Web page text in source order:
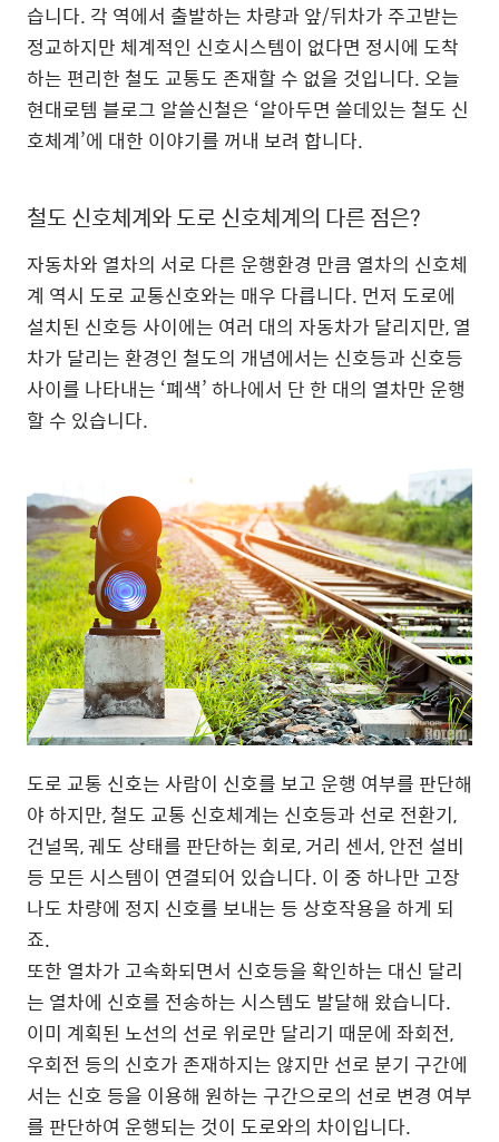
습니다. 각 역에서 출발하는 차량과 앞/뒤차가 주고받는
정교하지만 체계적인 신호시스템이 없다면 정시에 도착
하는 편리한 철도 교통도 존재할 수 없을 것입니다. 오늘
현대로템 블로그 알쓸신철은 ‘알아두면 쓸데있는 철도 신
호체계’에 대한 이야기를 꺼내 보려 합니다.
철도 신호체계와 도로 신호체계의 다른 점은?
자동차와 열차의 서로 다른 운행환경 만큼 열차의 신호체
계 역시 도로 교통신호와는 매우 다릅니다. 먼저 도로에
설치된 신호등 사이에는 여러 대의 자동차가 달리지만, 열
차가 달리는 환경인 철도의 개념에서는 신호등과 신호등
사이를 나타내는 ‘폐색’ 하나에서 단 한 대의 열차만 운행
할 수 있습니다.
도로 교통 신호는 사람이 신호를 보고 운행 여부를 판단해
야 하지만, 철도 교통 신호체계는 신호등과 선로 전환기,
건널목, 궤도 상태를 판단하는 회로, 거리 센서, 안전 설비
등 모든 시스템이 연결되어 있습니다. 이 중 하나만 고장
나도 차량에 정지 신호를 보내는 등 상호작용을 하게 되
죠.
또한 열차가 고속화되면서 신호등을 확인하는 대신 달리
는 열차에 신호를 전송하는 시스템도 발달해 왔습니다.
이미 계획된 노선의 선로 위로만 달리기 때문에 좌회전,
우회전 등의 신호가 존재하지는 않지만 선로 분기 구간에
서는 신호 등을 이용해 원하는 구간으로의 선로 변경 여부
를 판단하여 운행되는 것이 도로와의 차이입니다.